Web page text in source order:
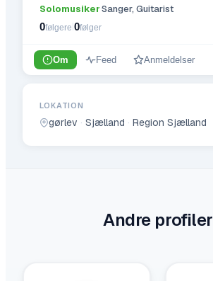
Solomusiker·Sanger, Guitarist
0følgere 0følger
Om Feed Anmeldelser
LOKATION
gørlev · Sjælland · Region Sjælland
Andre profiler